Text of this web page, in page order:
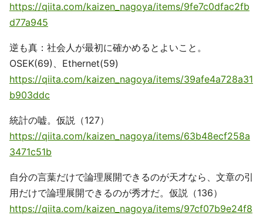
https://qiita.com/kaizen_nagoya/items/9fe7c0dfac2fb
d77a945
逆も真：社会人が最初に確かめるとよいこと。
OSEK(69)、Ethernet(59)
https://qiita.com/kaizen_nagoya/items/39afe4a728a31
b903ddc
統計の嘘。仮説（127）
https://qiita.com/kaizen_nagoya/items/63b48ecf258a
3471c51b
自分の言葉だけで論理展開できるのが天才なら、文章の引
用だけで論理展開できるのが秀才だ。仮説（136）
https://qiita.com/kaizen_nagoya/items/97cf07b9e24f8